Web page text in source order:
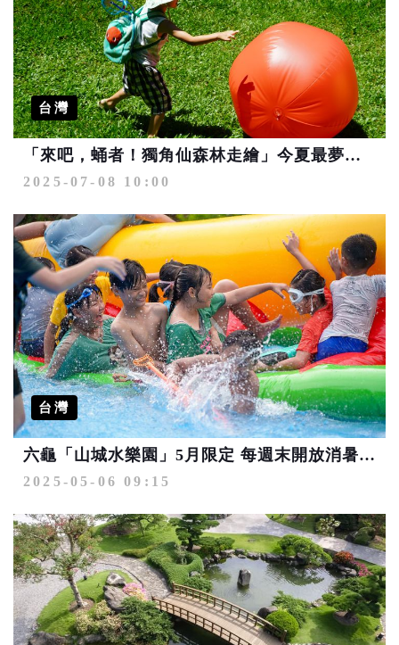
台灣
「來吧，蛹者！獨角仙森林走繪」今夏最夢幻的昆蟲冒險
2025-07-08 10:00
台灣
六龜「山城水樂園」5月限定 每週末開放消暑首選
2025-05-06 09:15